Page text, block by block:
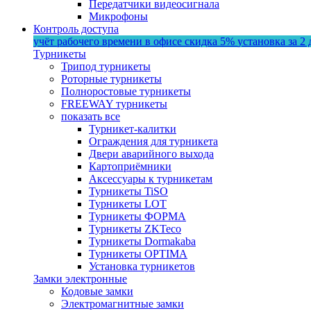
Передатчики видеосигнала
Микрофоны
Контроль доступа
учёт рабочего времени в офисе скидка 5% установка за 2
Турникеты
Трипод турникеты
Роторные турникеты
Полноростовые турникеты
FREEWAY турникеты
показать все
Турникет-калитки
Ограждения для турникета
Двери аварийного выхода
Картоприёмники
Аксессуары к турникетам
Турникеты TiSO
Турникеты LOT
Турникеты ФОРМА
Турникеты ZKTeco
Турникеты Dormakaba
Турникеты OPTIMA
Установка турникетов
Замки электронные
Кодовые замки
Электромагнитные замки